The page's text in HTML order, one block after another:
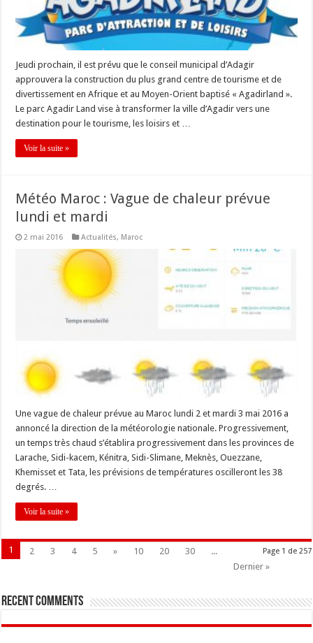
Jeudi prochain, il est prévu que le conseil municipal d’Adagir
approuvera la construction du plus grand centre de tourisme et de
divertissement en Afrique et au Moyen-Orient baptisé « Agadirland ».
Le parc Agadir Land vise à transformer la ville d’Agadir vers une
destination pour le tourisme, les loisirs et …
Voir la suite »
Météo Maroc : Vague de chaleur prévue
lundi et mardi
2 mai 2016 Actualités, Maroc
Une vague de chaleur prévue au Maroc lundi 2 et mardi 3 mai 2016 a
annoncé la direction de la météorologie nationale. Progressivement,
un temps très chaud s’établira progressivement dans les provinces de
Larache, Sidi-kacem, Kénitra, Sidi-Slimane, Meknès, Ouezzane,
Khemisset et Tata, les prévisions de températures oscilleront les 38
degrés. …
Voir la suite »
Page 1 de 257
1 2 3 4 5 » 10 20 30
...
Dernier »
Recent Comments